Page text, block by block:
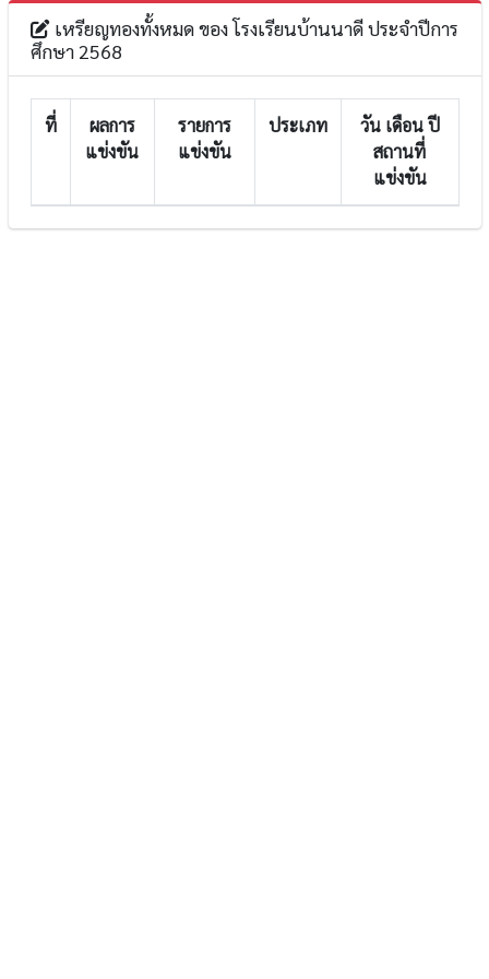
เหรียญทองทั้งหมด ของ โรงเรียนบ้านนาดี ประจำปีการ
ศึกษา 2568
ที่
ผลการ
แข่งขัน
รายการ
แข่งขัน
ประเภท
วัน เดือน ปี
สถานที่
แข่งขัน